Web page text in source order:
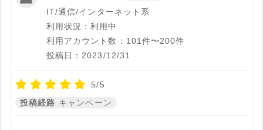
IT/通信/インターネット系
利用状況：利用中
利用アカウント数：101件〜200件
投稿日：2023/12/31
5/5
投稿経路 キャンペーン